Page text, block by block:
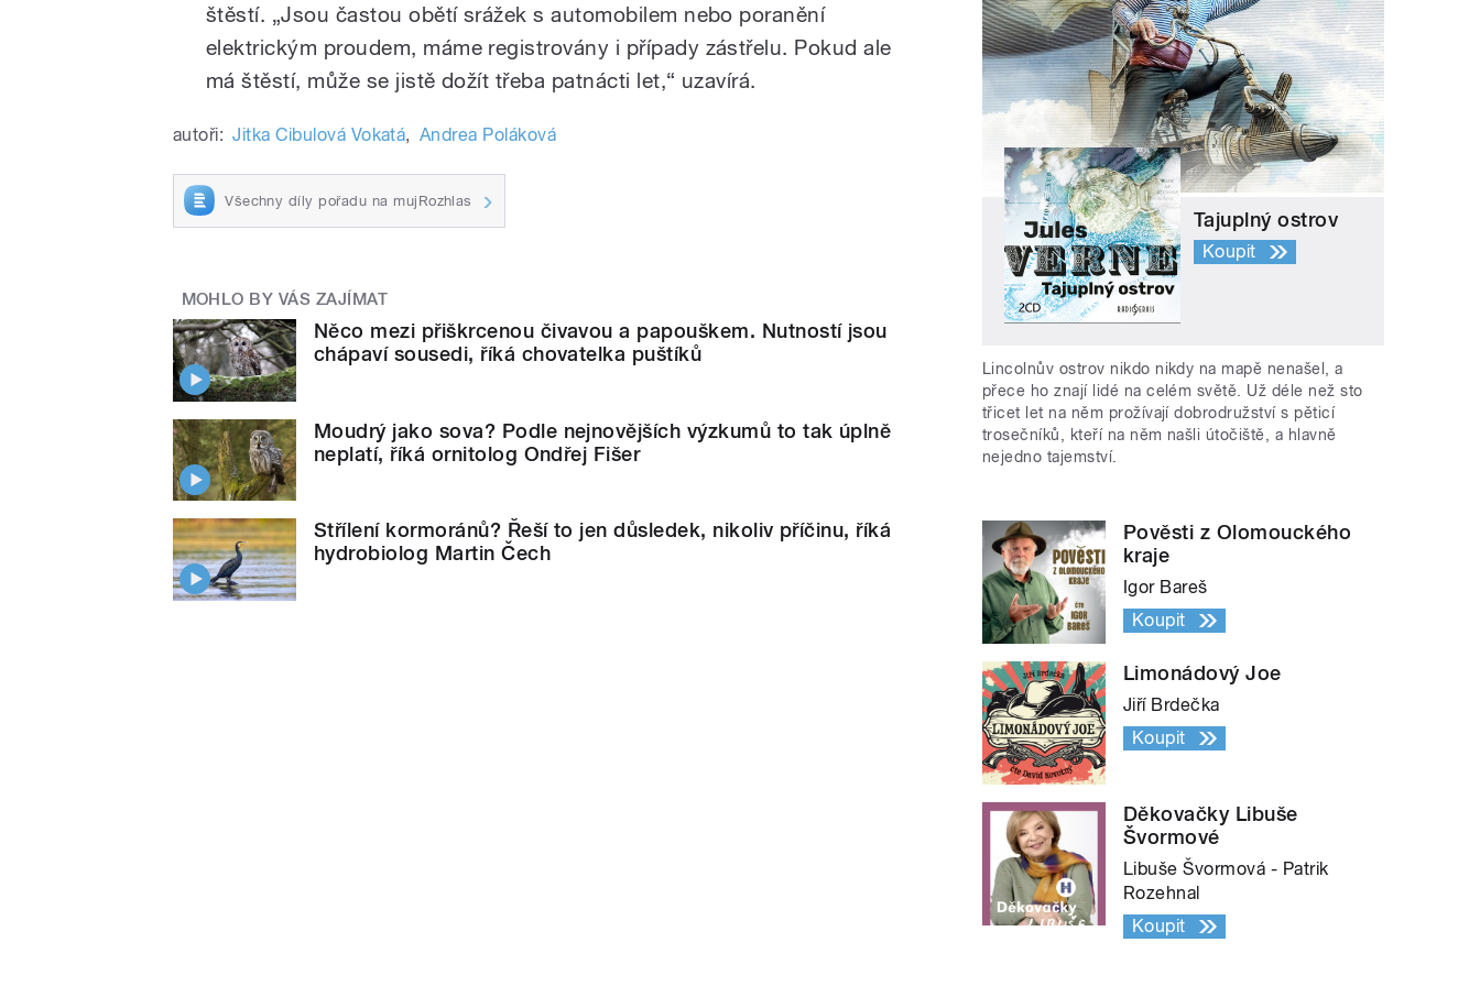
štěstí. „Jsou častou obětí srážek s automobilem nebo poranění
elektrickým proudem, máme registrovány i případy zástřelu. Pokud ale
má štěstí, může se jistě dožít třeba patnácti let,“ uzavírá.
autoři: Jitka Cibulová Vokatá, Andrea Poláková
Všechny díly pořadu na mujRozhlas
MOHLO BY VÁS ZAJÍMAT
Něco mezi přiškrcenou čivavou a papouškem. Nutností jsou
chápaví sousedi, říká chovatelka puštíků
Moudrý jako sova? Podle nejnovějších výzkumů to tak úplně
neplatí, říká ornitolog Ondřej Fišer
Střílení kormoránů? Řeší to jen důsledek, nikoliv příčinu, říká
hydrobiolog Martin Čech
Tajuplný ostrov
Koupit
Lincolnův ostrov nikdo nikdy na mapě nenašel, a
přece ho znají lidé na celém světě. Už déle než sto
třicet let na něm prožívají dobrodružství s pěticí
trosečníků, kteří na něm našli útočiště, a hlavně
nejedno tajemství.
Pověsti z Olomouckého
kraje
Igor Bareš
Koupit
Limonádový Joe
Jiří Brdečka
Koupit
Děkovačky Libuše
Švormové
Libuše Švormová - Patrik
Rozehnal
Koupit